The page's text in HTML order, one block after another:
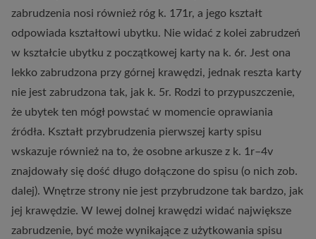
zabrudzenia nosi również róg k. 171r, a jego kształt
odpowiada kształtowi ubytku. Nie widać z kolei zabrudzeń
w kształcie ubytku z początkowej karty na k. 6r. Jest ona
lekko zabrudzona przy górnej krawędzi, jednak reszta karty
nie jest zabrudzona tak, jak k. 5r. Rodzi to przypuszczenie,
że ubytek ten mógł powstać w momencie oprawiania
źródła. Kształt przybrudzenia pierwszej karty spisu
wskazuje również na to, że osobne arkusze z k. 1r–4v
znajdowały się dość długo dołączone do spisu (o nich zob.
dalej). Wnętrze strony nie jest przybrudzone tak bardzo, jak
jej krawędzie. W lewej dolnej krawędzi widać największe
zabrudzenie, być może wynikające z użytkowania spisu